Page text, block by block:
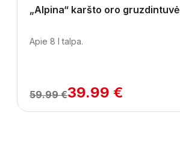
„Alpina“ karšto oro gruzdintuvė
Apie 8 l talpa.
59.99 €39.99 €